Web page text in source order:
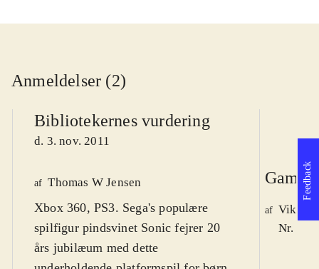
Anmeldelser (2)
Bibliotekernes vurdering
d. 3. nov. 2011
af Thomas W Jensen
Xbox 360, PS3. Sega's populære
spilfigur pindsvinet Sonic fejrer 20
års jubilæum med dette
Game
af Viktor
Nr.
Feedback